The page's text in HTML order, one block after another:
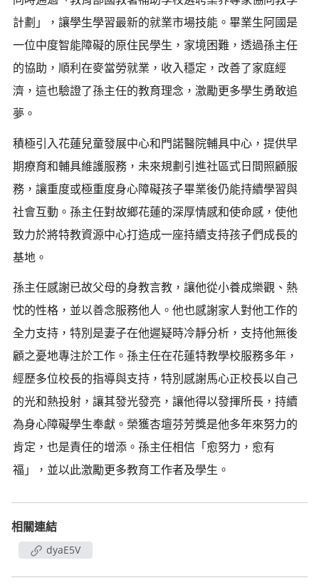
計劃」，讓學生學習最新的就業市場技能。畢業生阿國是
一位中度智能障礙的原住民學生，家境困難，透過孫主任
的協助，順利在麥當勞就業，收入穩定，改善了家庭經
濟，這也驗證了孫主任的教育理念，激勵更多學生勇敢追
夢。
積極引入花蓮兒童發展中心和門諾醫院輔具中心，提供早
期療育和輔具維護服務，未來規劃引進社區式日間照顧服
務，讓重度或極重度身心障礙孩子畢業後仍能持續學習與
社會互動。孫主任對故鄉花蓮的深厚情感和使命感，使他
致力於將特教資源中心打造成一座持續支持孩子們成長的
基地。
孫主任感謝已故父母的身教言教，讓他從小養成樂觀、熱
忱的性格，並以善念服務他人。他也感謝家人對他工作的
全力支持，特別是妻子在他遲疑時冷靜分析，支持他無後
顧之憂地專注於工作。孫主任在花蓮特教學校服務多年，
經歷多位校長的指導與支持，特別感謝馬心正校長以自己
的光和熱投射，讓其發光發亮，讓他得以發揮所長，持續
為身心障礙學生奉獻。榮獲杏壇芬芳獎是他多年來努力的
肯定，也是責任的增添。孫主任相信「愈努力，愈有
福」，並以此激勵更多教育工作者及學生。
相關連結
dyaE5V